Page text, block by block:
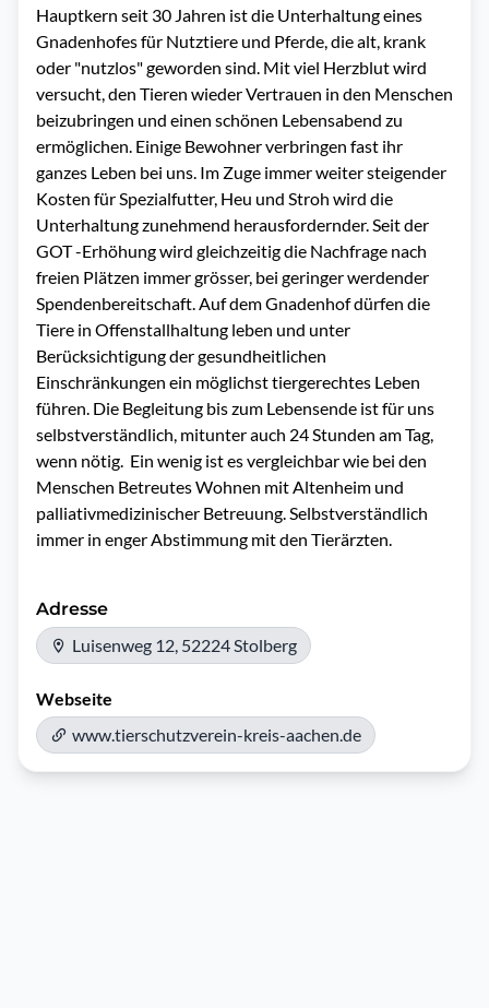
Hauptkern seit 30 Jahren ist die Unterhaltung eines
Gnadenhofes für Nutztiere und Pferde, die alt, krank
oder "nutzlos" geworden sind. Mit viel Herzblut wird
versucht, den Tieren wieder Vertrauen in den Menschen
beizubringen und einen schönen Lebensabend zu
ermöglichen. Einige Bewohner verbringen fast ihr
ganzes Leben bei uns. Im Zuge immer weiter steigender
Kosten für Spezialfutter, Heu und Stroh wird die
Unterhaltung zunehmend herausfordernder. Seit der
GOT -Erhöhung wird gleichzeitig die Nachfrage nach
freien Plätzen immer grösser, bei geringer werdender
Spendenbereitschaft. Auf dem Gnadenhof dürfen die
Tiere in Offenstallhaltung leben und unter
Berücksichtigung der gesundheitlichen
Einschränkungen ein möglichst tiergerechtes Leben
führen. Die Begleitung bis zum Lebensende ist für uns
selbstverständlich, mitunter auch 24 Stunden am Tag,
wenn nötig.  Ein wenig ist es vergleichbar wie bei den
Menschen Betreutes Wohnen mit Altenheim und
palliativmedizinischer Betreuung. Selbstverständlich
immer in enger Abstimmung mit den Tierärzten.
Adresse
Luisenweg 12, 52224 Stolberg
Webseite
www.tierschutzverein-kreis-aachen.de